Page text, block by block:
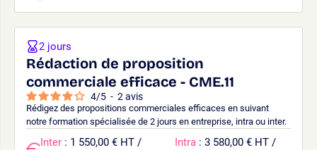
Rédaction de proposition
commerciale efficace - CME.11
4/5 - 2 avis
Rédigez des propositions commerciales efficaces en suivant
notre formation spécialisée de 2 jours en entreprise, intra ou inter.
2 jours
Inter : 1 550,00 € HT /
Intra : 3 580,00 € HT /